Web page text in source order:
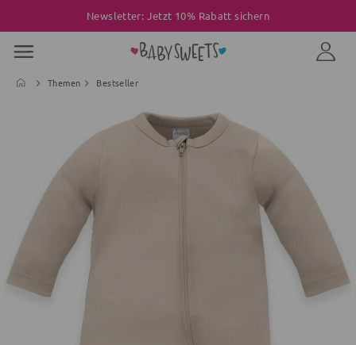
Newsletter: Jetzt 10% Rabatt sichern
Themen Bestseller